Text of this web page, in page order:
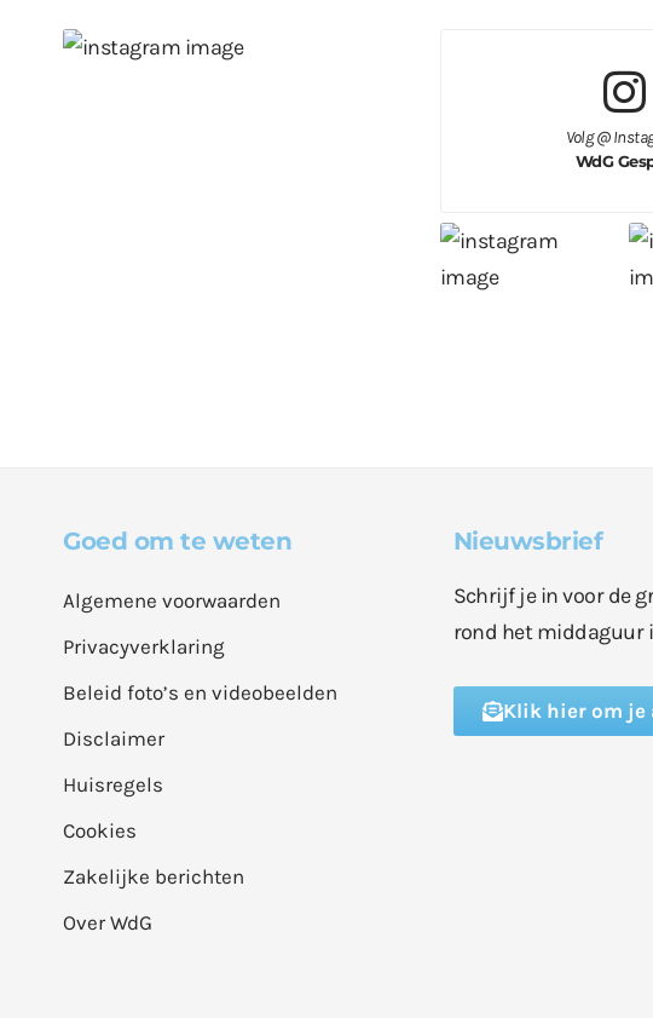
Volg @
WdG
Goed om te weten
Algemene voorwaarden
Privacyverklaring
Beleid foto’s en videobeelden
Disclaimer
Huisregels
Cookies
Zakelijke berichten
Over WdG
Nieuwsbrief
Schrijf je in voor de
rond het middaguur
Klik hier om je